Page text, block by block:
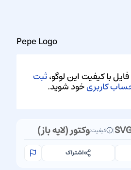
Pepe Logo
فایل با کیفیت این لوگو،ثبت
کاربریخود شوید.
| کیفیت:وکتور (لایه باز)
اشتراک